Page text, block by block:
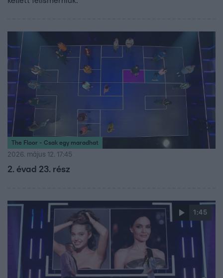
The Floor - Csak egy maradhat
2026. május 12. 17:45
2. évad 23. rész
1:45